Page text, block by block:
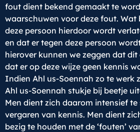
fout dient bekend gemaakt te
waarschuwen voor deze fout.
deze persoon hierdoor wordt
en dat er tegen deze persoon
hierover kunnen we zeggen dat
dat er op deze wijze geen kennis
Indien Ahl us-Soennah zo te werk
Ahl us-Soennah stukje bij beetje
Men dient zich daarom intensief
vergaren van kennis. Men dient
bezig te houden met de ‘fouten’